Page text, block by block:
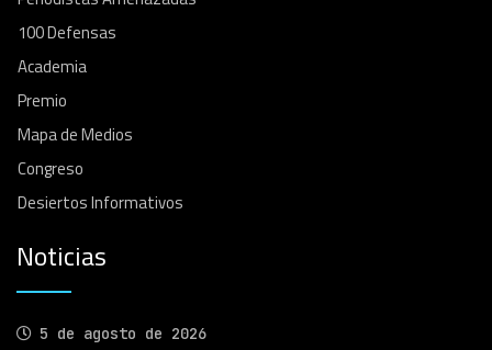
100 Defensas
Academia
Premio
Mapa de Medios
Congreso
Desiertos Informativos
Noticias
5 de agosto de 2026